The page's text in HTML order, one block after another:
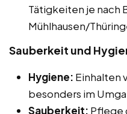
Tätigkeiten je nach
Mühlhausen/
Sauberkeit und
Hygiene: Einhalten
besonders im
Sauberkeit: Pflege